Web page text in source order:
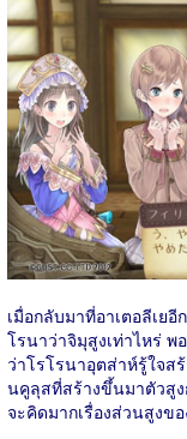
เมื่อกลับมาที่อาเตอลีเย
โรนาว่าจิมุสูงเท่าไหร่ พ
ว่าโรโรนาอุตส่าห์รู้ใจส
นคูลุสที่สร้างขึ้นมาตัวสูง
จะคิดมากเรื่องส่วนสูงข